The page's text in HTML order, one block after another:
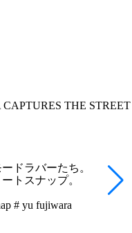
ドラバーたち。
トスナップ。
# yu fujiwara